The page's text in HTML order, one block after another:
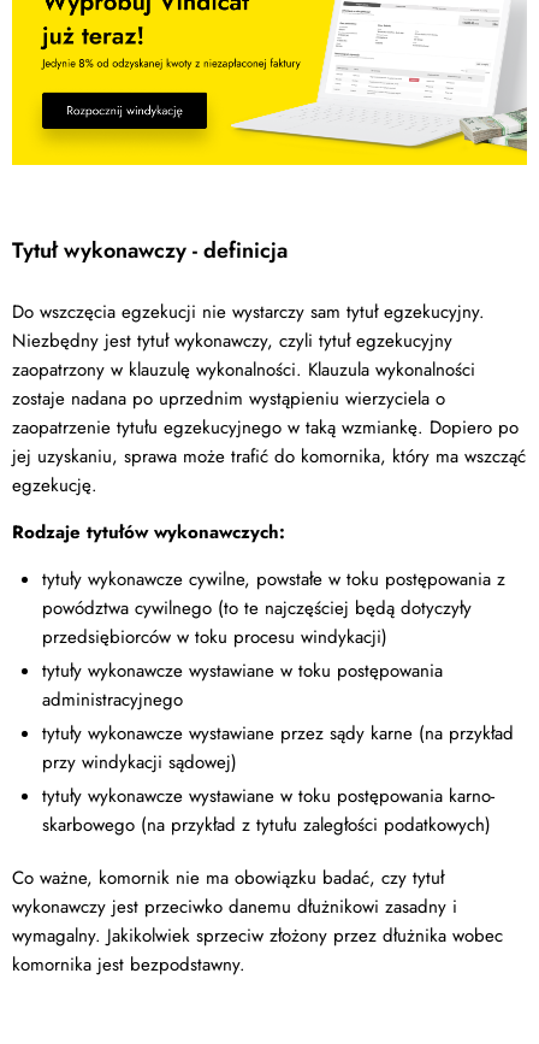
Tytuł wykonawczy - definicja
Do wszczęcia egzekucji nie wystarczy sam tytuł egzekucyjny.
Niezbędny jest tytuł wykonawczy, czyli tytuł egzekucyjny
zaopatrzony w klauzulę wykonalności. Klauzula wykonalności
zostaje nadana po uprzednim wystąpieniu wierzyciela o
zaopatrzenie tytułu egzekucyjnego w taką wzmiankę. Dopiero po
jej uzyskaniu, sprawa może trafić do komornika, który ma wszcząć
egzekucję.
Rodzaje tytułów wykonawczych:
tytuły wykonawcze cywilne, powstałe w toku postępowania z
powództwa cywilnego (to te najczęściej będą dotyczyły
przedsiębiorców w toku procesu windykacji)
tytuły wykonawcze wystawiane w toku postępowania
administracyjnego
tytuły wykonawcze wystawiane przez sądy karne (na przykład
przy windykacji sądowej)
tytuły wykonawcze wystawiane w toku postępowania karno-
skarbowego (na przykład z tytułu zaległości podatkowych)
Co ważne, komornik nie ma obowiązku badać, czy tytuł
wykonawczy jest przeciwko danemu dłużnikowi zasadny i
wymagalny. Jakikolwiek sprzeciw złożony przez dłużnika wobec
komornika jest bezpodstawny.